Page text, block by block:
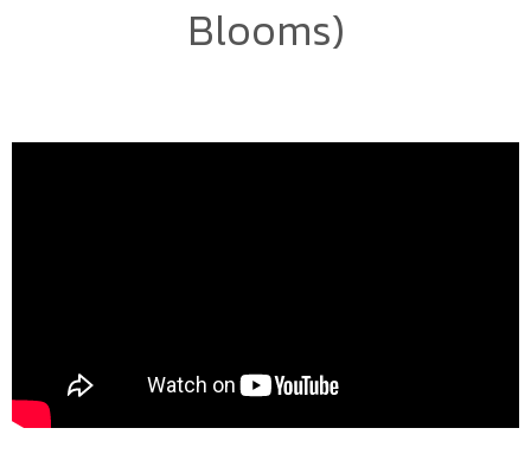
Blooms)